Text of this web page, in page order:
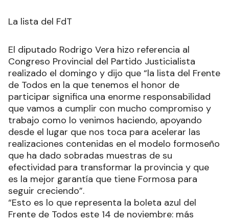
La lista del FdT
El diputado Rodrigo Vera hizo referencia al
Congreso Provincial del Partido Justicialista
realizado el domingo y dijo que “la lista del Frente
de Todos en la que tenemos el honor de
participar significa una enorme responsabilidad
que vamos a cumplir con mucho compromiso y
trabajo como lo venimos haciendo, apoyando
desde el lugar que nos toca para acelerar las
realizaciones contenidas en el modelo formoseño
que ha dado sobradas muestras de su
efectividad para transformar la provincia y que
es la mejor garantía que tiene Formosa para
seguir creciendo”.
“Esto es lo que representa la boleta azul del
Frente de Todos este 14 de noviembre: más